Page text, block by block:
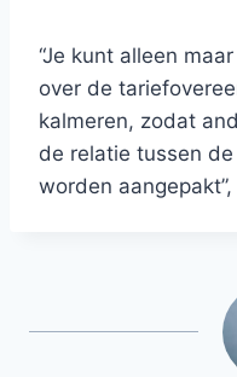
“Je kunt alleen
over de
kalmeren, zodat
de relatie tussen
worden